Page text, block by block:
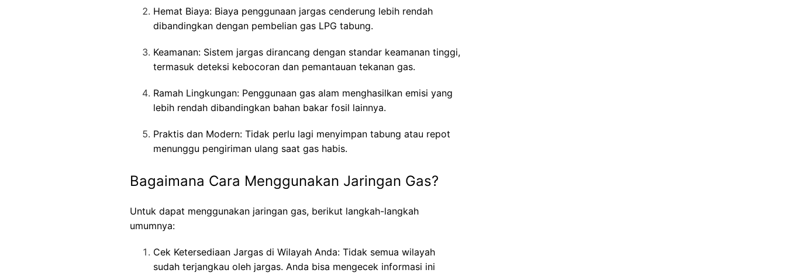
Hemat Biaya: Biaya penggunaan jargas cenderung lebih rendah
dibandingkan dengan pembelian gas LPG tabung.
Keamanan: Sistem jargas dirancang dengan standar keamanan tinggi,
termasuk deteksi kebocoran dan pemantauan tekanan gas.
Ramah Lingkungan: Penggunaan gas alam menghasilkan emisi yang
lebih rendah dibandingkan bahan bakar fosil lainnya.
Praktis dan Modern: Tidak perlu lagi menyimpan tabung atau repot
menunggu pengiriman ulang saat gas habis.
Bagaimana Cara Menggunakan Jaringan Gas?
Untuk dapat menggunakan jaringan gas, berikut langkah-langkah
umumnya:
Cek Ketersediaan Jargas di Wilayah Anda: Tidak semua wilayah
sudah terjangkau oleh jargas. Anda bisa mengecek informasi ini